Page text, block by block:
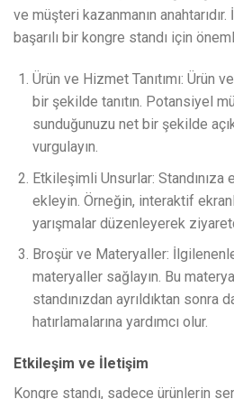
ve müşteri kazanmanın anahtarıdır.
başarılı bir kongre standı için
Ürün ve Hizmet Tanıtımı: Ürün
bir şekilde tanıtın. Potansiyel
sunduğunuzu net bir şekilde
vurgulayın.
Etkileşimli Unsurlar:
ekleyin. Örneğin, interaktif
yarışmalar düzenleyerek
Broşür ve Materyaller:
materyaller sağlayın. Bu
standınızdan ayrıldıktan sonra
hatırlamalarına yardımcı olur.
Etkileşim ve İletişim
Kongre standı, sadece ürünlerin